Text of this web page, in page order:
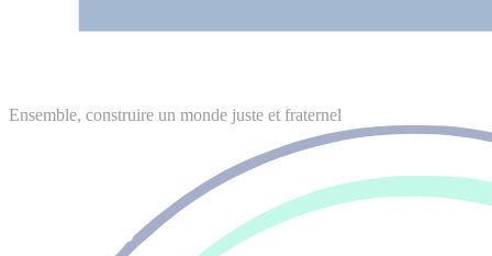
Ensemble, construire un monde juste et fraternel